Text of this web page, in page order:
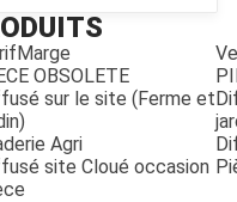
OBSOLETE
sur le site (Ferme et
Agri
site Cloué occasion